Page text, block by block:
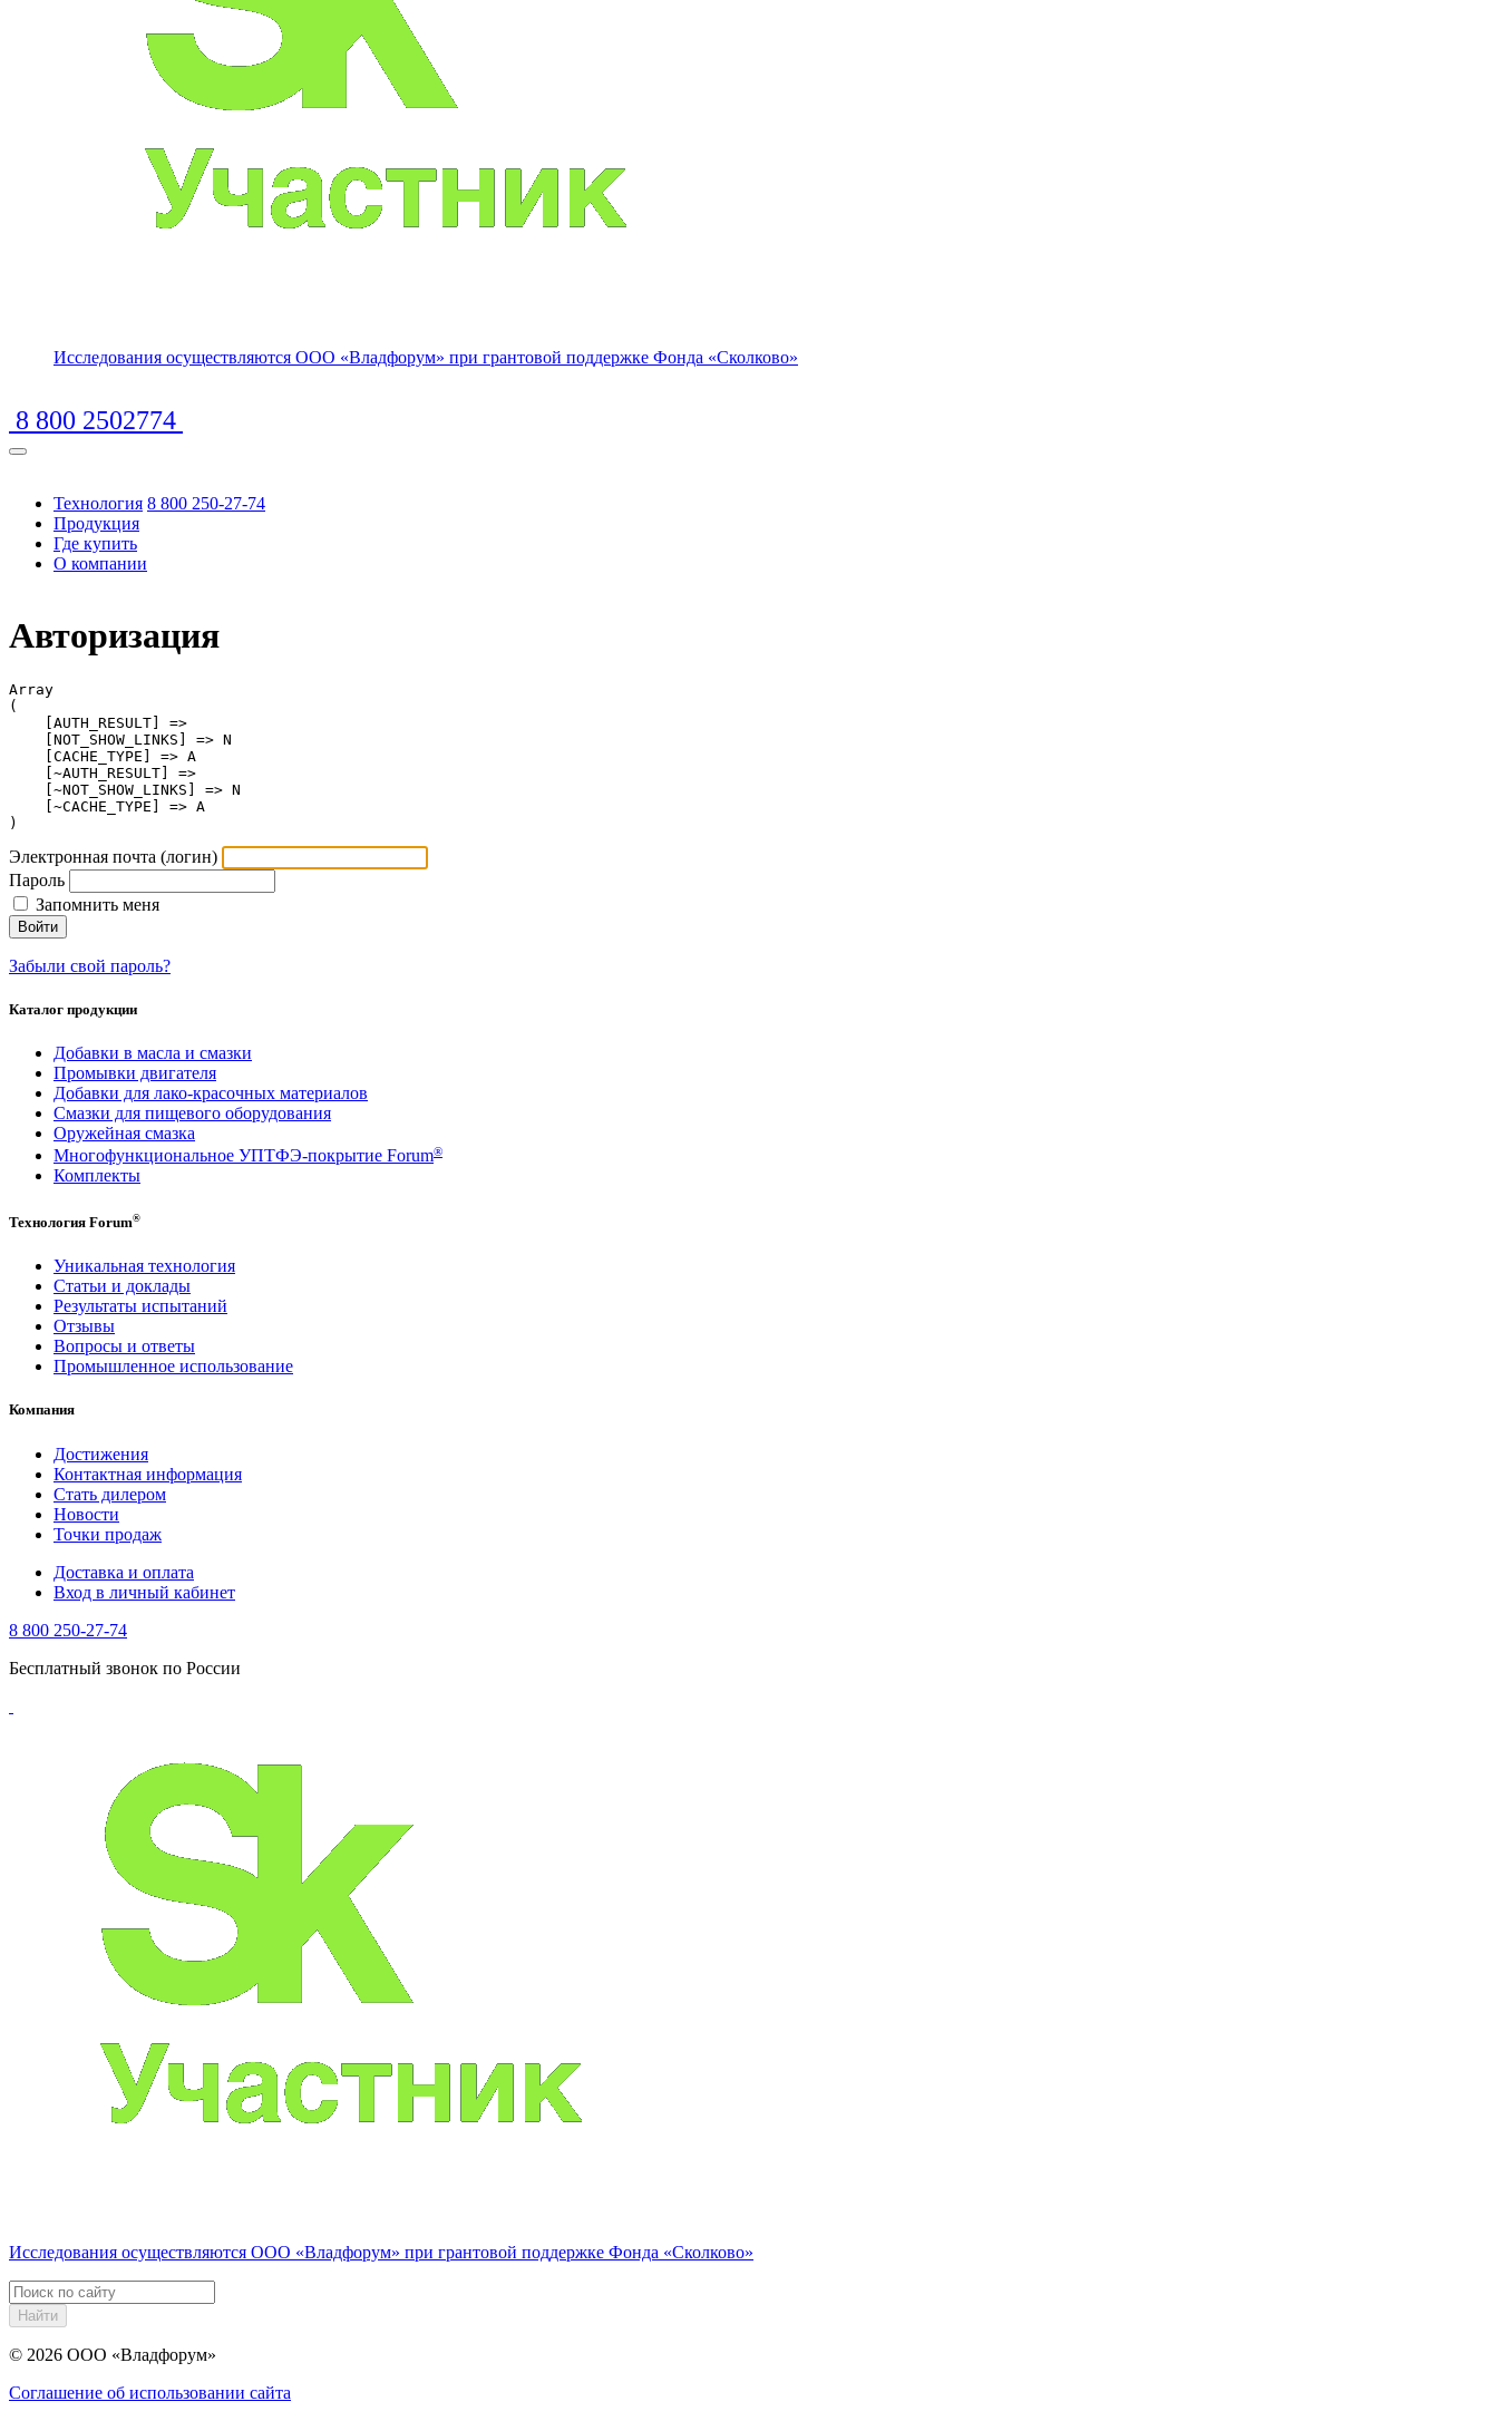
Исследования осуществляются ООО «Владфорум» при грантовой поддержке Фонда «Сколково»
8 800 2502774
Технология
Продукция
Где купить
О компании
8 800 250-27-74
Авторизация
Array
(
    [AUTH_RESULT] =>
    [NOT_SHOW_LINKS] => N
    [CACHE_TYPE] => A
    [~AUTH_RESULT] =>
    [~NOT_SHOW_LINKS] => N
    [~CACHE_TYPE] => A
Электронная почта (логин)
Пароль
Запомнить меня
Забыли свой пароль?
Каталог продукции
Добавки в масла и смазки
Промывки двигателя
Добавки для лако-красочных материалов
Смазки для пищевого оборудования
Оружейная смазка
Многофункциональное УПТФЭ-покрытие Forum®
Комплекты
Технология Forum®
Уникальная технология
Статьи и доклады
Результаты испытаний
Отзывы
Вопросы и ответы
Промышленное использование
Компания
Достижения
Контактная информация
Стать дилером
Новости
Точки продаж
Доставка и оплата
Вход в личный кабинет
8 800 250-27-74
Бесплатный звонок по России
Исследования осуществляются ООО «Владфорум» при грантовой поддержке Фонда «Сколково»
Найти
© 2026 ООО «Владфорум»
Соглашение об использовании сайта